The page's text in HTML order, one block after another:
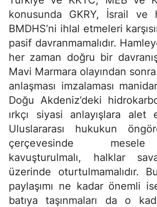
konusunda GKRY, İsrail ve
BMDHS’ni ihlal etmeleri
pasif davranmamalıdır.
her zaman doğru bir
Mavi Marmara olayından
anlaşması imzalaması
Doğu Akdeniz’deki
ırkçı siyasi anlayışlara alet
Uluslararası hukukun
çerçevesinde
kavuşturulmalı, halklar
üzerinde oturtulmamalıdır.
paylaşımı ne kadar önemli
batıya taşınmaları da o